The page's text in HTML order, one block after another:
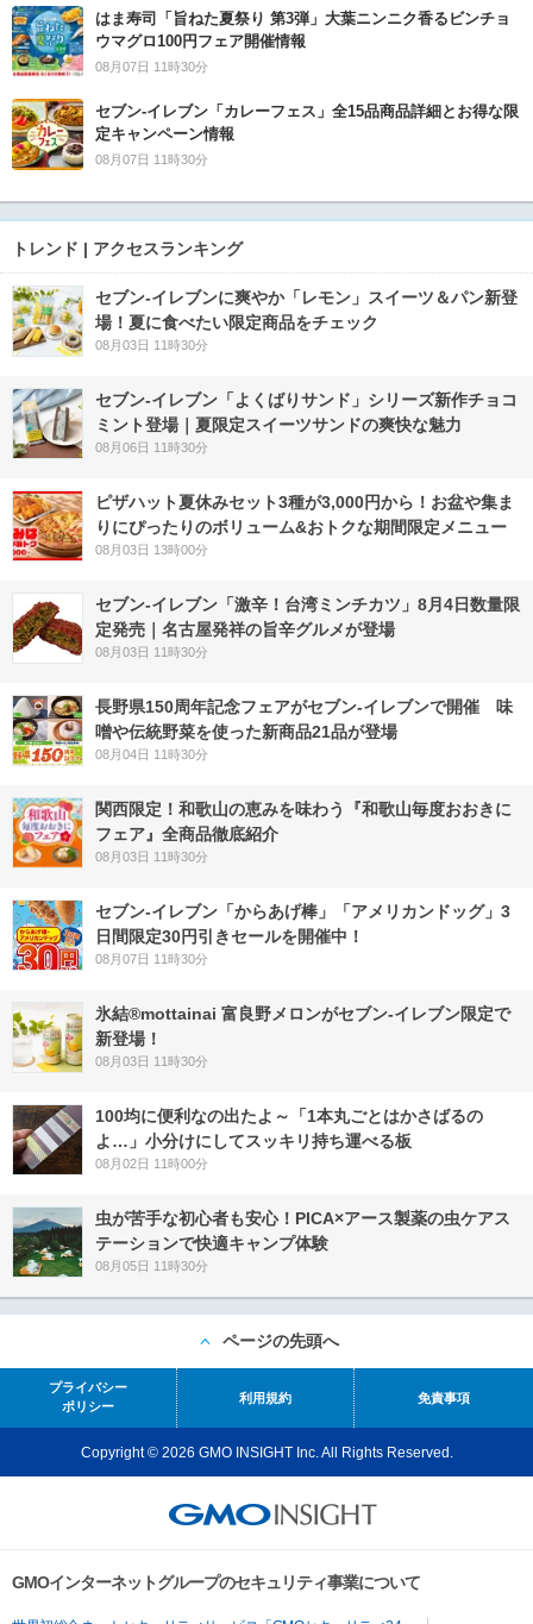
はま寿司「旨ねた夏祭り 第3弾」大葉ニンニク香るビンチョ
ウマグロ100円フェア開催情報
08月07日 11時30分
セブン‐イレブン「カレーフェス」全15品商品詳細とお得な限
定キャンペーン情報
08月07日 11時30分
トレンド | アクセスランキング
セブン‐イレブンに爽やか「レモン」スイーツ＆パン新登
場！夏に食べたい限定商品をチェック
08月03日 11時30分
セブン‐イレブン「よくばりサンド」シリーズ新作チョコ
ミント登場｜夏限定スイーツサンドの爽快な魅力
08月06日 11時30分
ピザハット夏休みセット3種が3,000円から！お盆や集ま
りにぴったりのボリューム&おトクな期間限定メニュー
08月03日 13時00分
セブン-イレブン「激辛！台湾ミンチカツ」8月4日数量限
定発売｜名古屋発祥の旨辛グルメが登場
08月03日 11時30分
長野県150周年記念フェアがセブン-イレブンで開催 味
噌や伝統野菜を使った新商品21品が登場
08月04日 11時30分
関西限定！和歌山の恵みを味わう『和歌山毎度おおきに
フェア』全商品徹底紹介
08月03日 11時30分
セブン‐イレブン「からあげ棒」「アメリカンドッグ」3
日間限定30円引きセールを開催中！
08月07日 11時30分
氷結®mottainai 富良野メロンがセブン‐イレブン限定で
新登場！
08月03日 11時30分
100均に便利なの出たよ～「1本丸ごとはかさばるの
よ…」小分けにしてスッキリ持ち運べる板
08月02日 11時00分
虫が苦手な初心者も安心！PICA×アース製薬の虫ケアス
テーションで快適キャンプ体験
08月05日 11時30分
ページの先頭へ
プライバシー
ポリシー
利用規約 免責事項
Copyright © 2026 GMO INSIGHT Inc. All Rights Reserved.
GMOインターネットグループのセキュリティ事業について